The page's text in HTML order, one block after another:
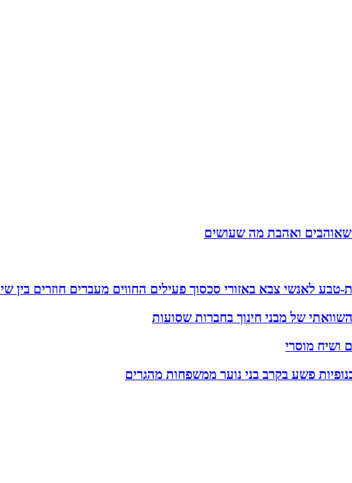
שאוהבים ואהבת מה שעושים
טבע לאנשי צבא באזורי סכסוך פעילים החווים מעברים חוזרים בין
של מבני חינוך בחברות שסועות
ושיח מוסרי
פשע בקרב בני נוער ממשפחות מהגרים